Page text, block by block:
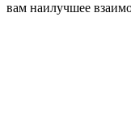
вам наилучшее